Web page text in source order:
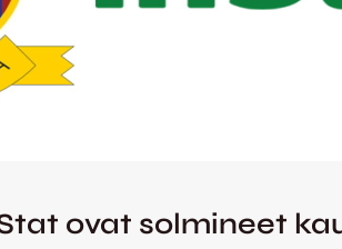
ovat solmineet